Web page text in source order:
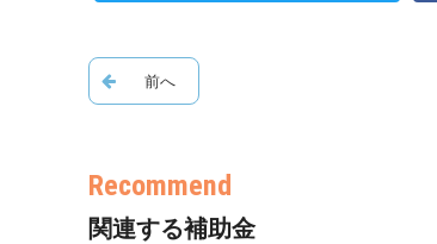
関連する補助金